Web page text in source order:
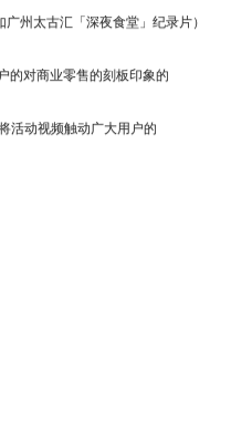
州太古汇「深夜食堂」纪录片）
对商业零售的刻板印象的
动视频触动广大用户的